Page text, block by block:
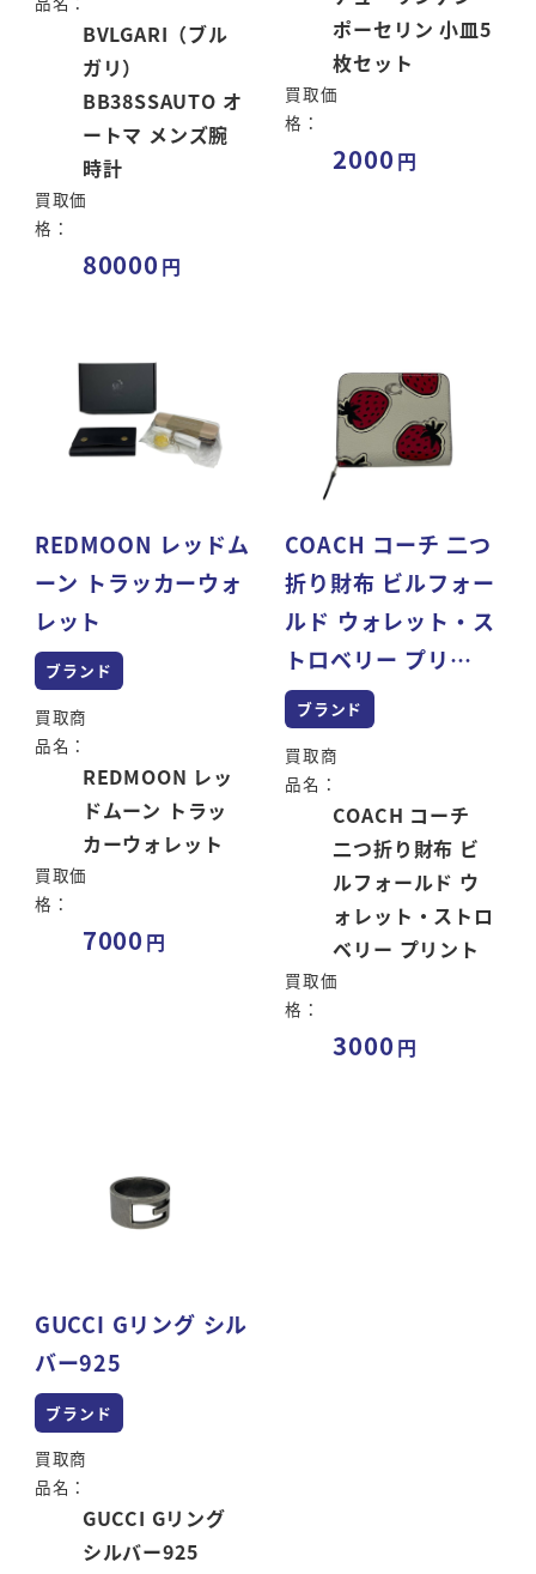
BVLGARI（ブル
ガリ）
BB38SSAUTO オ
ートマ メンズ腕
時計
買取価
格：
80000
ポーセリン 小皿5
枚セット
買取価
格：
2000
REDMOON レッドム
ーン トラッカーウォ
レット
ブランド
買取商
品名：
REDMOON レッ
ドムーン トラッ
カーウォレット
買取価
格：
7000
COACH コーチ 二つ
折り財布 ビルフォー
ルド ウォレット・ス
トロベリー プリ…
ブランド
買取商
品名：
COACH コーチ
二つ折り財布 ビ
ルフォールド ウ
ォレット・ストロ
ベリー プリント
買取価
格：
3000
GUCCI Gリング シル
バー925
ブランド
買取商
品名：
GUCCI Gリング
シルバー925